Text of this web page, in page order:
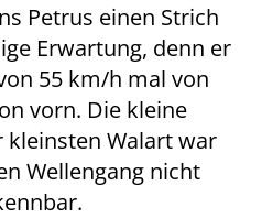
Petrus einen Strich
Erwartung, denn er
55 km/h mal von
vorn. Die kleine
kleinsten Walart war
Wellengang nicht